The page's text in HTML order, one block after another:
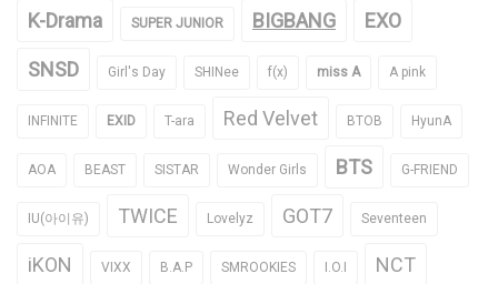
K-Drama SUPER JUNIOR BIGBANG EXO
SNSD Girl's Day SHINee f(x) miss A A pink
INFINITE EXID T-ara Red Velvet BTOB HyunA
AOA BEAST SISTAR Wonder Girls BTS G-FRIEND
IU(아이유) TWICE Lovelyz GOT7 Seventeen
iKON VIXX B.A.P SMROOKIES I.O.I NCT